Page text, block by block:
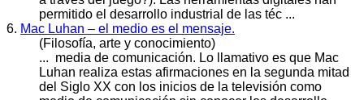
permitido el desarrollo industrial de las téc ...
6. Mac Luhan – el medio es el mensaje.
(Filosofía, arte y conocimiento)
... media de comunicación. Lo llamativo es que Mac
Luhan realiza estas afirmaciones en la segunda mitad
del Siglo XX con los inicios de la televisión como